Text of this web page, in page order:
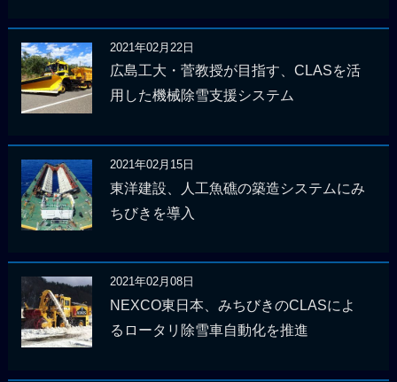
2021年02月22日
広島工大・菅教授が目指す、CLASを活
用した機械除雪支援システム
2021年02月15日
東洋建設、人工魚礁の築造システムにみ
ちびきを導入
2021年02月08日
NEXCO東日本、みちびきのCLASによ
るロータリ除雪車自動化を推進